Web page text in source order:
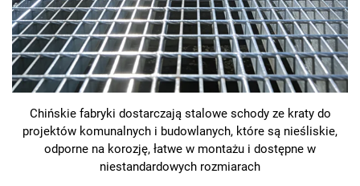
Chińskie fabryki dostarczają stalowe schody ze kraty do
projektów komunalnych i budowlanych, które są nieśliskie,
odporne na korozję, łatwe w montażu i dostępne w
niestandardowych rozmiarach